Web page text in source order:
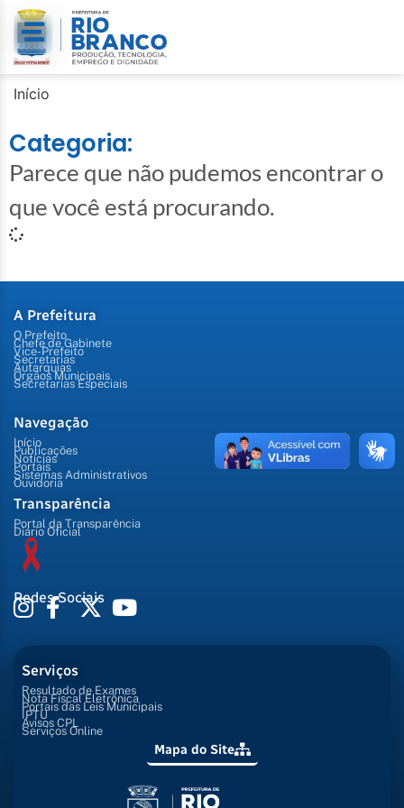
Início
Categoria:
Parece que não pudemos encontrar o
que você está procurando.
A Prefeitura
O Prefeito
Chefe de Gabinete
Vice-Prefeito
Secretarias
Autarquias
Órgãos Municipais
Secretarias Especiais
Navegação
Início
Publicações
Notícias
Portais
Sistemas Administrativos
Ouvidoria
Transparência
Portal da Transparência
Diário Oficial
Redes Sociais
Serviços
Resultado de Exames
Nota Fiscal Eletrônica
Portais das Leis Municipais
IPTU
Avisos CPL
Serviços Online
Mapa do Site